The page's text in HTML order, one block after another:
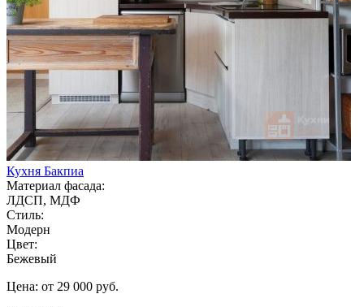
Кухня Бакпиа
Материал фасада:
ЛДСП, МДФ
Стиль:
Модерн
Цвет:
Бежевый
Цена: от 29 000 руб.